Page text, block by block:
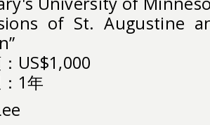
of St. Augustine
US$1,000
1年